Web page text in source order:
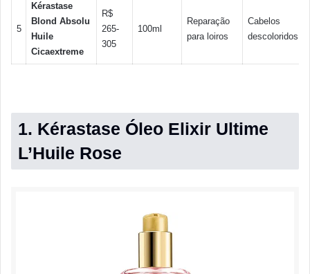
5
Kérastase
Blond Absolu
Huile
Cicaextreme
R$
265-
305
100ml
Reparação
para loiros
Cabelos
descoloridos
1. Kérastase Óleo Elixir Ultime
L’Huile Rose